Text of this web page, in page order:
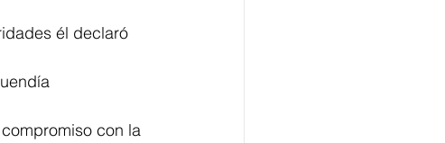
él declaró
con la